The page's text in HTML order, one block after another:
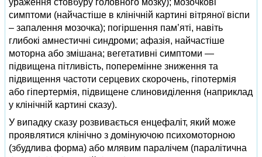
ураження стовбуру головного мозку); мозочкові
симптоми (найчастіше в клінічній картині вітряної віспи
– запалення мозочка); погіршення пам’яті, навіть
глибокі амнестичні синдроми; афазія, найчастіше
моторна або змішана; вегетативні симптоми —
підвищена пітливість, поперемінне зниження та
підвищення частоти серцевих скорочень, гіпотермія
або гіпертермія, підвищене слиновиділення (наприклад
у клінічній картині сказу).
У випадку сказу розвивається енцефаліт, який може
проявлятися клінічно з домінуючою психомоторною
(збудлива форма) або млявим паралічем (паралітична